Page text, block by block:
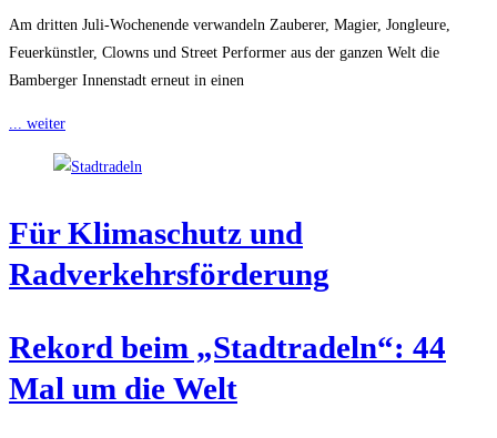
Am dritten Juli-Wochenende verwandeln Zauberer, Magier, Jongleure,
Feuerkünstler, Clowns und Street Performer aus der ganzen Welt die
Bamberger Innenstadt erneut in einen
... weiter
Für Kli­ma­schutz und
Radverkehrsförderung
Rekord beim „Stadt­ra­deln“: 44
Mal um die Welt